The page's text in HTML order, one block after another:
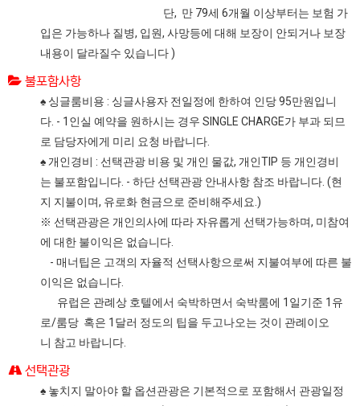
단, 만 79세 6개월 이상부터는 보험 가
입은 가능하나 질병, 입원, 사망등에 대해 보장이 안되거나 보장
내용이 달라질수 있습니다 )
불포함사항
♠ 싱글룸비용 : 싱글사용자 전일정에 한하여 인당 95만원입니
다. - 1인실 예약을 원하시는 경우 SINGLE CHARGE가 부과 되므
로 담당자에게 미리 요청 바랍니다.
♠ 개인경비 : 선택관광 비용 및 개인 물값, 개인TIP 등 개인경비
는 불포함입니다. - 하단 선택관광 안내사항 참조 바랍니다. (현
지 지불이며, 유로화 현금으로 준비해주세요.)
※ 선택관광은 개인의사에 따라 자유롭게 선택가능하며, 미참여
에 대한 불이익은 없습니다.
- 매너팁은 고객의 자율적 선택사항으로써 지불여부에 따른 불
이익은 없습니다.
유럽은 관례상 호텔에서 숙박하면서 숙박룸에 1일기준 1유
로/룸당 혹은 1달러 정도의 팁을 두고나오는 것이 관례이오
니 참고 바랍니다.
선택관광
♠ 놓치지 말아야 할 옵션관광은 기본적으로 포함해서 관광일정